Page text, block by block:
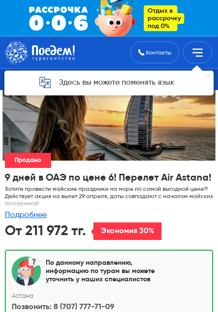
Поиск туровКонтакты
Здесь вы можете поменять язык
Горящие туры для Астаны
Продано
9 дней в ОАЭ по цене 6! Перелет Air Astana!
Хотите провести майские праздники на море по самой выгодной цене?!
Действует акция на вылет 29 апреля, даты совпадают с началом майских
праздников!
Подробнее
От 211 972 тг. Экономия 30%
По данному направлению,
информацию по турам вы можете
уточнить у наших специалистов
Астана
Позвонить: 8 (707) 777-71-09